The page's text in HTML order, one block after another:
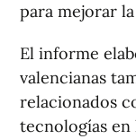
para mejorar
El informe
valencianas
relacionados
tecnologías en